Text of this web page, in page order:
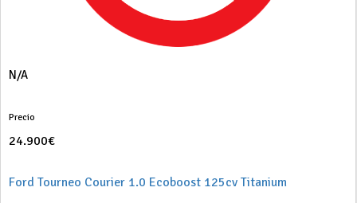
N/A
Precio
24.900€
Ford Tourneo Courier 1.0 Ecoboost 125cv Titanium